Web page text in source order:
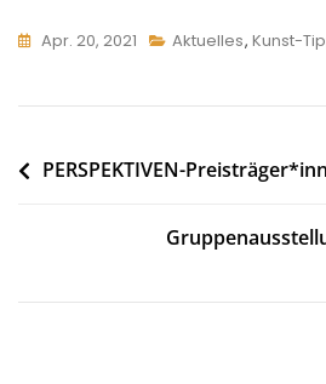
Apr. 20, 2021 Aktuelles, Kunst-
Beitragsnavigation
PERSPEKTIVEN-